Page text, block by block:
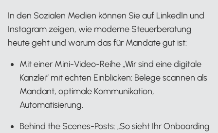
In den Sozialen Medien können Sie auf LinkedIn und
Instagram zeigen, wie moderne Steuerberatung
heute geht und warum das für Mandate gut ist:
Mit einer Mini-Video-Reihe „Wir sind eine digitale
Kanzlei“ mit echten Einblicken: Belege scannen als
Mandant, optimale Kommunikation,
Automatisierung.
Behind the Scenes-Posts: „So sieht Ihr Onboarding